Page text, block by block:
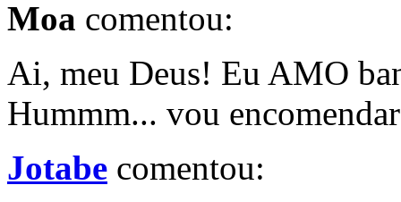
Moa comentou:
Ai, meu Deus! Eu AMO
Hummm... vou
Jotabe comentou: